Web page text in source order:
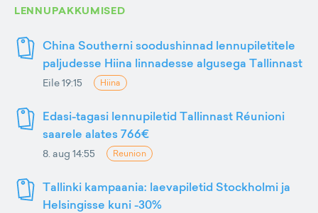
LENNUPAKKUMISED
China Southerni soodushinnad lennupiletitele
paljudesse Hiina linnadesse algusega Tallinnast
Eile 19:15 Hiina
Edasi-tagasi lennupiletid Tallinnast Réunioni
saarele alates 766€
8. aug 14:55 Reunion
Tallinki kampaania: laevapiletid Stockholmi ja
Helsingisse kuni -30%